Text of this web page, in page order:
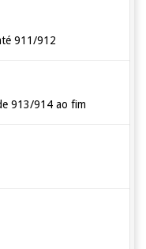
911/912
913/914 ao fim